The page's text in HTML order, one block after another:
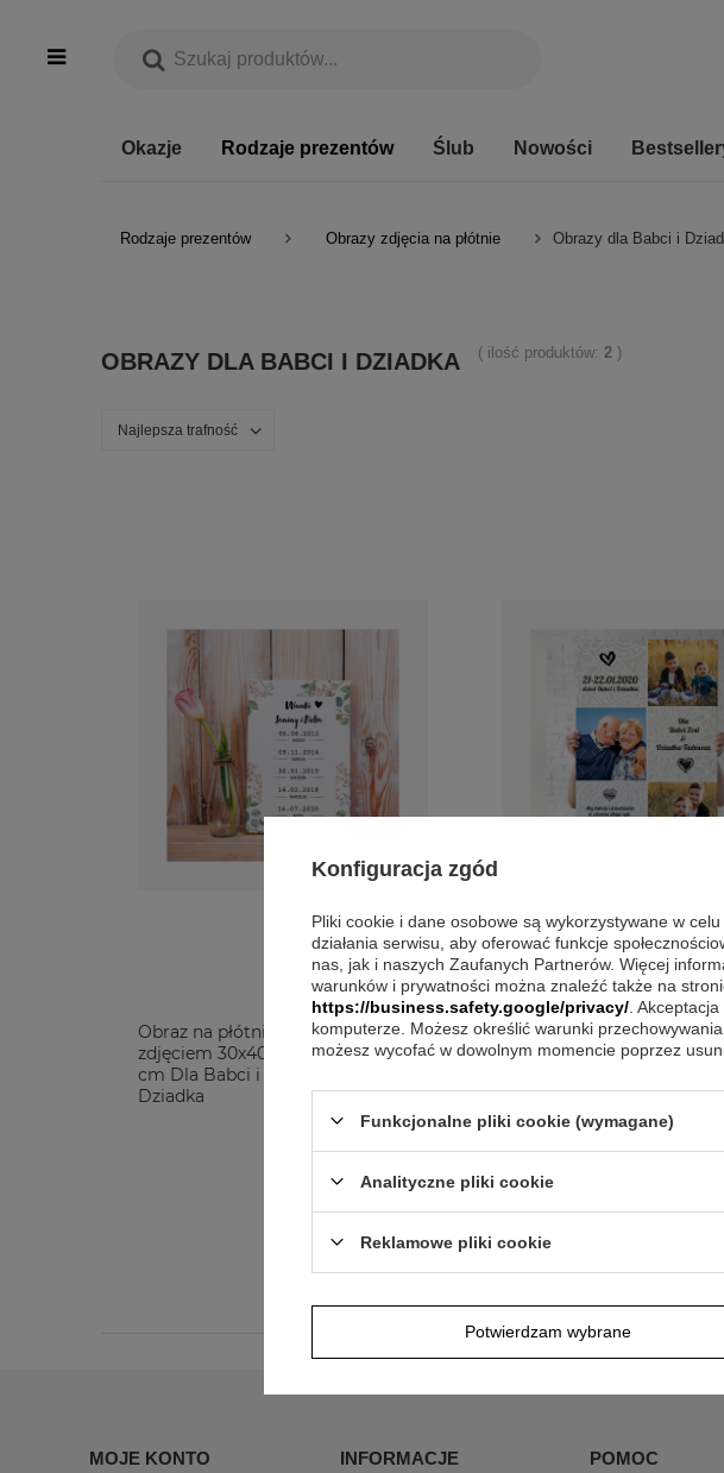
Okazje Rodzaje prezentów Ślub Nowości
Rodzaje prezentów Obrazy zdjęcia na płótnie Obrazy dla Babci i
OBRAZY DLA BABCI I DZIADKA ( ilość produktów: 2 )
Najlepsza trafność
Obraz na płótnie ze
zdjęciem 30x40
cm Dla Babci i
Dziadka
115,00 zł
Opinie (1)
Obraz na płótnie ze
zdjęciami / 30x40
Dziadka
MOJE KONTO INFORMACJE POMOC
Konfiguracja zgód
Pliki cookie i dane osobowe są wykorzystywane w
działania serwisu, aby oferować funkcje
nas, jak i naszych Zaufanych Partnerów. Więcej
warunków i prywatności można znaleźć także na
https://business.safety.google/privacy/ .
komputerze. Możesz określić warunki
możesz wycofać w dowolnym momencie poprzez
Funkcjonalne pliki cookie (wymagane)
Analityczne pliki cookie
Reklamowe pliki cookie
Potwierdzam wybrane